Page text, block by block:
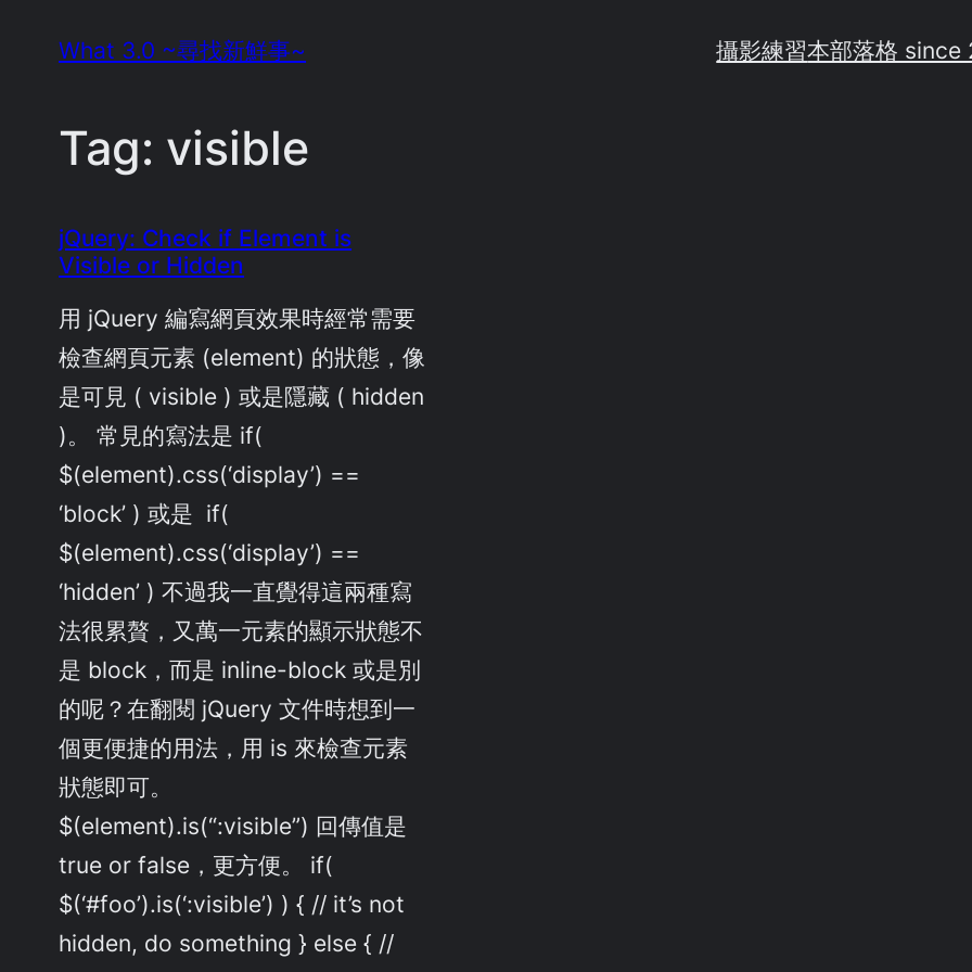
What 3.0 ~尋找新鮮事~ 攝影練習本部落格 since
Tag: visible
jQuery: Check if Element is
Visible or Hidden
用 jQuery 編寫網頁效果時經常需要
檢查網頁元素 (element) 的狀態，像
是可見 ( visible ) 或是隱藏 ( hidden
)。 常見的寫法是 if(
$(element).css(‘display’) ==
‘block’ ) 或是 if(
$(element).css(‘display’) ==
‘hidden’ ) 不過我一直覺得這兩種寫
法很累贅，又萬一元素的顯示狀態不
是 block，而是 inline-block 或是別
的呢？在翻閱 jQuery 文件時想到一
個更便捷的用法，用 is 來檢查元素
狀態即可。
$(element).is(“:visible”) 回傳值是
true or false，更方便。 if(
$(‘#foo’).is(‘:visible’) ) { // it’s not
hidden, do something } else { //